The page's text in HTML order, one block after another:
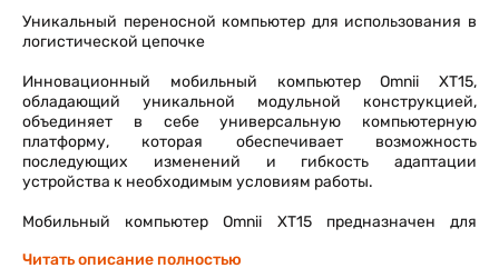
Уникальный переносной компьютер для использования в
логистической цепочке
Инновационный мобильный компьютер Omnii XT15,
обладающий уникальной модульной конструкцией,
объединяет в себе универсальную компьютерную
платформу, которая обеспечивает возможность
последующих изменений и гибкость адаптации
устройства к необходимым условиям работы.
Мобильный компьютер Omnii XT15 предназначен для
Читать описание полностью